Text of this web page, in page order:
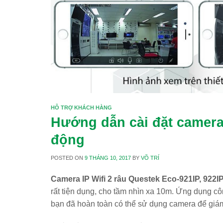
HỖ TRỢ KHÁCH HÀNG
Hướng dẫn cài đặt
động
POSTED ON9 THÁNG 10, 2017 BYVÕ TRÍ
Camera IP Wifi 2 râu Questek Eco-921IP, 922IP
rất tiện dụng, cho tầm nhìn xa 10m. Ứng dụng
bạn đã hoàn toàn có thể sử dụng camera để